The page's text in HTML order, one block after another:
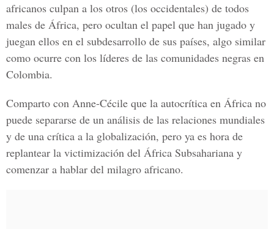
africanos culpan a los otros (los occidentales) de todos
males de África, pero ocultan el papel que han jugado y
juegan ellos en el subdesarrollo de sus países, algo similar
como ocurre con los líderes de las comunidades negras en
Colombia.
Comparto con Anne-Cécile que la autocrítica en África no
puede separarse de un análisis de las relaciones mundiales
y de una crítica a la globalización, pero ya es hora de
replantear la victimización del África Subsahariana y
comenzar a hablar del milagro africano.